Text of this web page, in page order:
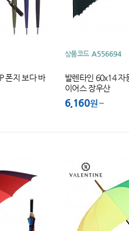
폰지 보다 바
상품코드 A556694
발렌타인 60x14 자
이어스 장우산
6,160원